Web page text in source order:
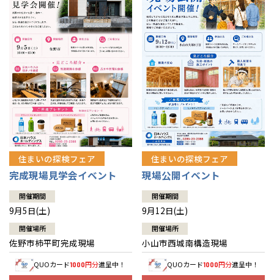
住まいの探検フェア
完成現場見学会イベント
開催期間
9月5日(土)
開催場所
佐野市柿平町完成現場
QUOカード1000円分進呈中！
住まいの探検フェア
現場公開イベント
開催期間
9月12日(土)
開催場所
小山市西城南構造現場
QUOカード1000円分進呈中！